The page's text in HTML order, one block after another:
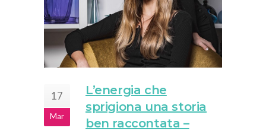
17
Mar
L’energia che
sprigiona una storia
ben raccontata –